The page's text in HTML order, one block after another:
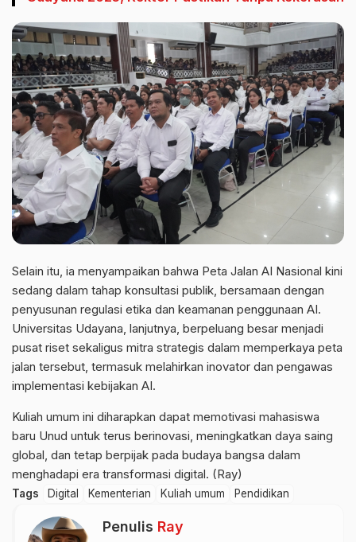
Selain itu, ia menyampaikan bahwa Peta Jalan AI Nasional kini
sedang dalam tahap konsultasi publik, bersamaan dengan
penyusunan regulasi etika dan keamanan penggunaan AI.
Universitas Udayana, lanjutnya, berpeluang besar menjadi
pusat riset sekaligus mitra strategis dalam memperkaya peta
jalan tersebut, termasuk melahirkan inovator dan pengawas
implementasi kebijakan AI.
Kuliah umum ini diharapkan dapat memotivasi mahasiswa
baru Unud untuk terus berinovasi, meningkatkan daya saing
global, dan tetap berpijak pada budaya bangsa dalam
menghadapi era transformasi digital. (Ray)
Tags Digital Kementerian Kuliah umum Pendidikan
Penulis Ray